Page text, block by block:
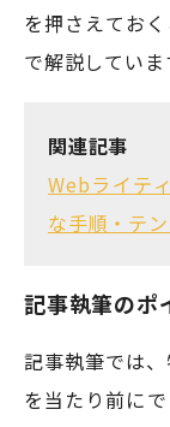
を押さえてお
で解説していま
関連記事
Webライテ
な手順・テ
記事執筆のポ
記事執筆では
を当たり前に